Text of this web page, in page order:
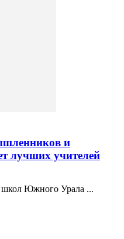
и
лучших учителей
школ Южного Урала ...